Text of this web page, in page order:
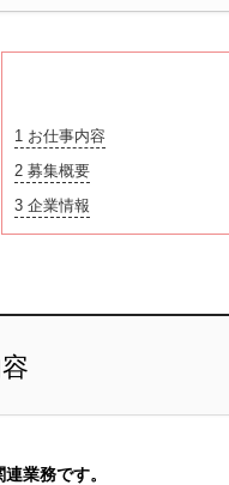
1 お仕事内容
2募集概要
3企業情報
業務です。